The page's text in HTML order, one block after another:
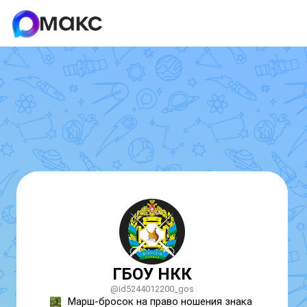
ГБОУ НКК
@id5244012200_gos
Марш-бросок на право ношения знака